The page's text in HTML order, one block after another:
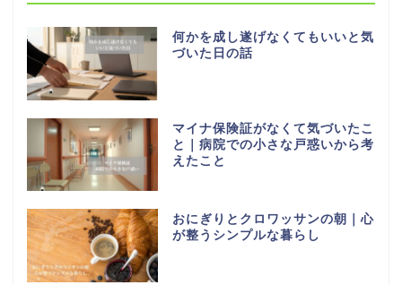
何かを成し遂げなくてもいいと気
づいた日の話
マイナ保険証がなくて気づいたこ
と｜病院での小さな戸惑いから考
えたこと
おにぎりとクロワッサンの朝｜心
が整うシンプルな暮らし